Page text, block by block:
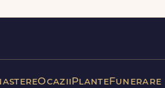
Ocazii PlanteFunerare